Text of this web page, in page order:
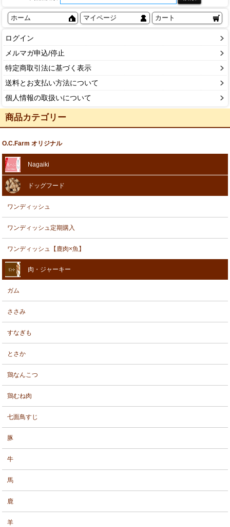
ホーム マイページ カート
ログイン
メルマガ申込/停止
特定商取引法に基づく表示
送料とお支払い方法について
個人情報の取扱いについて
商品カテゴリー
O.C.Farm オリジナル
Nagaiki
ドッグフード
ワンディッシュ
ワンディッシュ定期購入
ワンディッシュ【鹿肉×魚】
肉・ジャーキー
ガム
ささみ
すなぎも
とさか
鶏なんこつ
鶏むね肉
七面鳥すじ
豚
牛
馬
鹿
羊